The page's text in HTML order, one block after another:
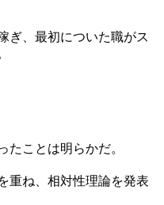
ぎ、最初についた職がス
たことは明らかだ。
重ね、相対性理論を発表